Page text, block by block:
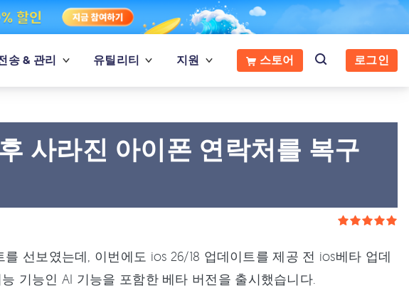
송 & 관리 유틸리티 지원 스토어 로그인
사라진 아이폰 연락처를 복구
선보였는데, 이번에도 ios 26/18 업데이트를 제공 전 ios베타 업데
기능인 AI 기능을 포함한 베타 버전을 출시했습니다.